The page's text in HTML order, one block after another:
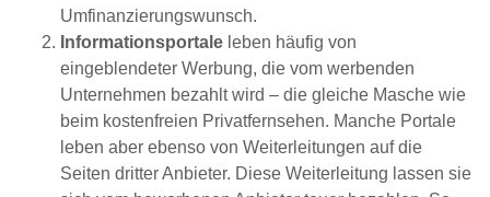
Umfinanzierungswunsch.
Informationsportale leben häufig von
eingeblendeter Werbung, die vom werbenden
Unternehmen bezahlt wird – die gleiche Masche wie
beim kostenfreien Privatfernsehen. Manche Portale
leben aber ebenso von Weiterleitungen auf die
Seiten dritter Anbieter. Diese Weiterleitung lassen sie